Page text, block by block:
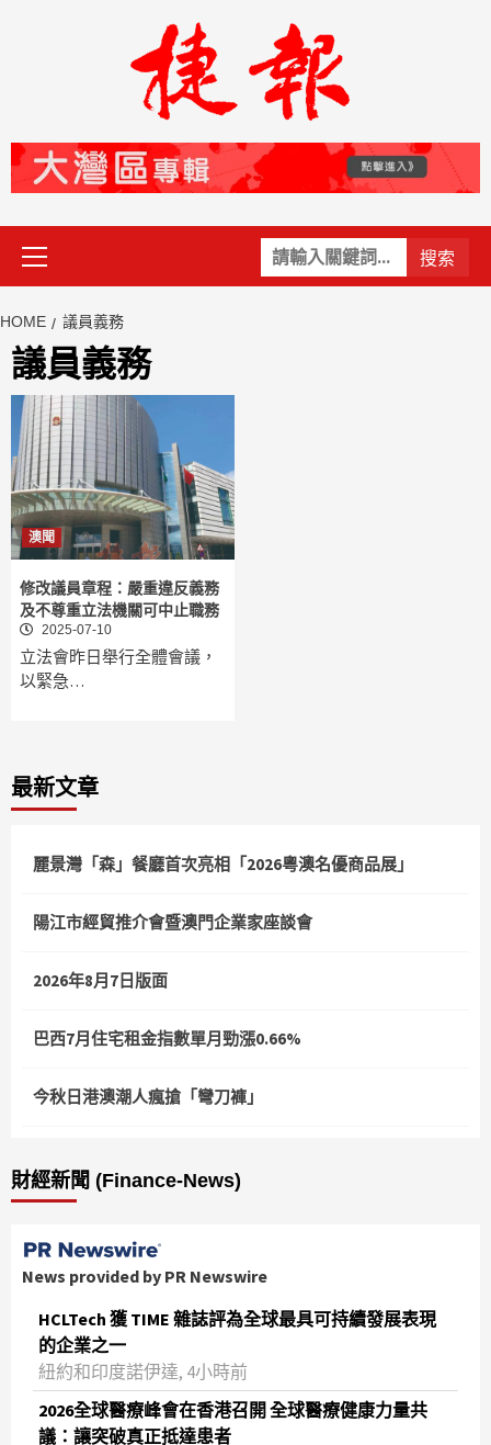
關
鍵
Primary
Menu
HOME 議員義務
議員義務
澳聞
修改議員章程：嚴重違反義務
及不尊重立法機關可中止職務
2025-07-10
立法會昨日舉行全體會議，
以緊急…
最新文章
麗景灣「森」餐廳首次亮相「2026粵澳名優商品展」
陽江市經貿推介會暨澳門企業家座談會
2026年8月7日版面
巴西7月住宅租金指數單月勁漲0.66%
今秋日港澳潮人瘋搶「彎刀褲」
財經新聞 (Finance-News)
News provided by PR Newswire
HCLTech 獲 TIME 雜誌評為全球最具可持續發展表現
的企業之一
紐約和印度諾伊達, 4小時前
2026全球醫療峰會在香港召開 全球醫療健康力量共
議：讓突破真正抵達患者